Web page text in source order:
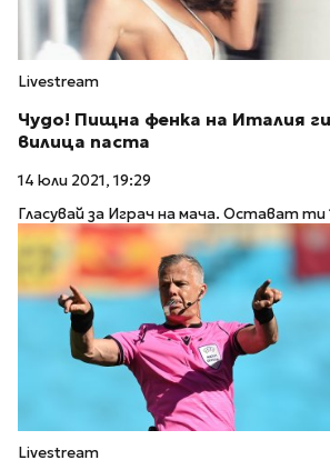
Livestream
Чудо! Пищна фенка на Италия ги
вилица паста
14 юли 2021, 19:29
Гласувай за Играч на мача. Остават ти
Livestream